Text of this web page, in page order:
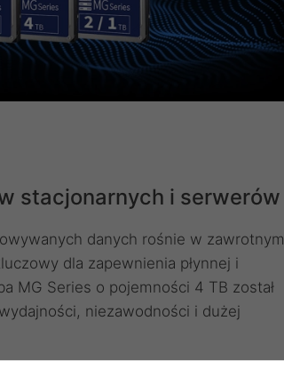
stacjonarnych i serwerów
danych rośnie w zawrotnym
dla zapewnienia płynnej i
MG Series o pojemności 4 TB został
niezawodności i dużej